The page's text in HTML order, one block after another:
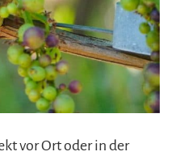
vor Ort oder in der